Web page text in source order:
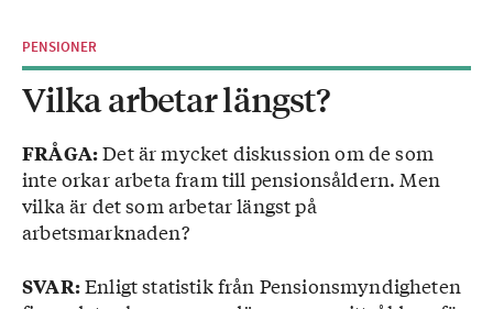
PENSIONER
Vilka arbetar längst?
FRÅGA:Det är mycket diskussion om de som
inte orkar arbeta fram till pensionsåldern. Men
vilka är det som arbetar längst på
arbetsmarknaden?
SVAR:Enligt statistik från Pensionsmyndigheten